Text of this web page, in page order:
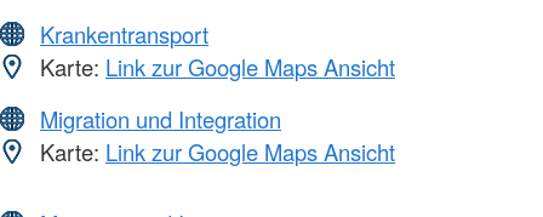
Krankentransport
Karte: Link zur Google Maps Ansicht
Migration und Integration
Karte: Link zur Google Maps Ansicht